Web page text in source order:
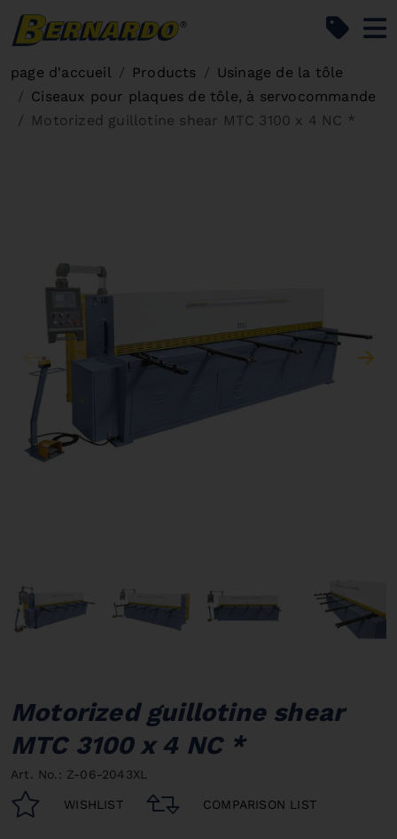
page d'accueil Products
Usinage de la tôle
Ciseaux pour plaques de tôle, à servocommande
Motorized guillotine shear MTC 3100 x 4 NC *
Motorized guillotine shear
MTC 3100 x 4 NC *
Art. No.: Z-06-2043XL
WISHLIST COMPARISON LIST